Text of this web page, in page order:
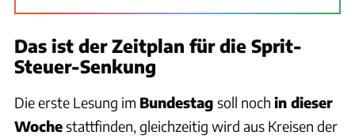
Das ist der Zeitplan für die Sprit-
Steuer-Senkung
Die erste Lesung im Bundestag soll noch in dieser
Wochestattfinden, gleichzeitig wird aus Kreisen der